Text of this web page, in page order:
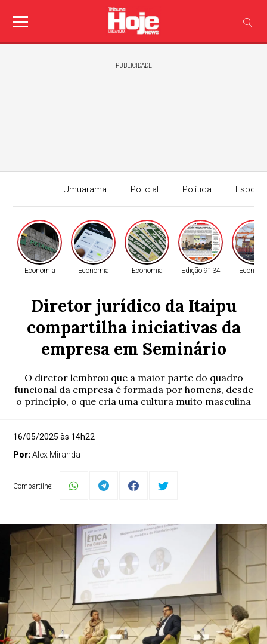
PUBLICIDADE
Umuarama Policial Política
Edição
Economia Economia Economia Edição 9134
Diretor jurídico da Itaipu
compartilha iniciativas da
empresa em Seminário
O diretor lembrou que a maior parte do quadro
funcional da empresa é formada por homens, desde
o princípio, o que cria uma cultura muito masculina
16/05/2025 às 14h22
Por:Alex Miranda
Compartilhe: